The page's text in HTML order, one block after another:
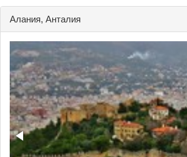
Алания, Анталия